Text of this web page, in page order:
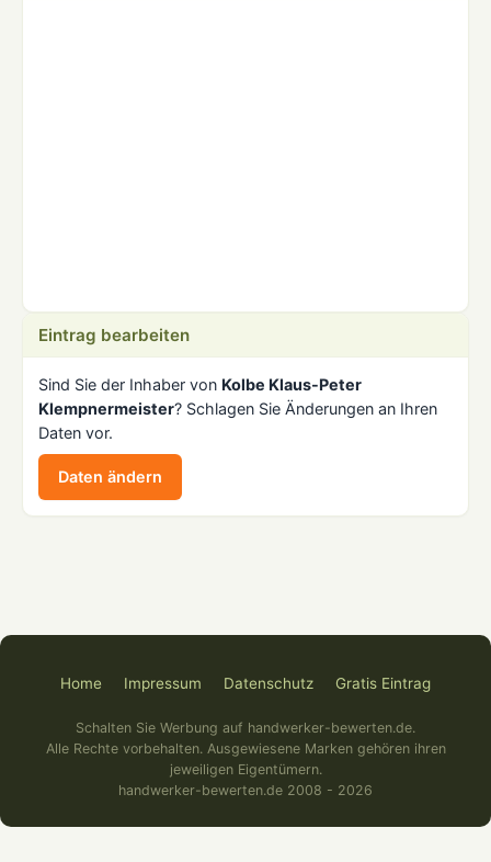
Eintrag bearbeiten
Sind Sie der Inhaber von Kolbe Klaus-Peter
Klempnermeister? Schlagen Sie Änderungen an Ihren
Daten vor.
Daten ändern
Home Impressum Datenschutz Gratis Eintrag
Schalten Sie Werbung auf handwerker-bewerten.de.
Alle Rechte vorbehalten. Ausgewiesene Marken gehören ihren
jeweiligen Eigentümern.
handwerker-bewerten.de 2008 - 2026